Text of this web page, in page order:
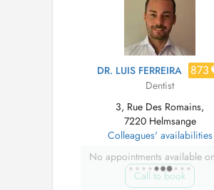
DR. LUIS FERREIRA 873
Dentist
3, Rue Des Romains,
7220 Helmsange
Colleagues' availabilities
No appointments available
Call to book